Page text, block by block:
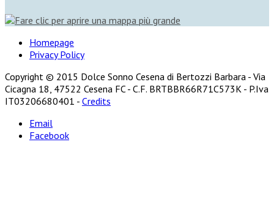
Homepage
Privacy Policy
Copyright © 2015 Dolce Sonno Cesena di Bertozzi Barbara - Via
Cicagna 18, 47522 Cesena FC - C.F. BRTBBR66R71C573K - P.Iva
IT03206680401 - Credits
Email
Facebook